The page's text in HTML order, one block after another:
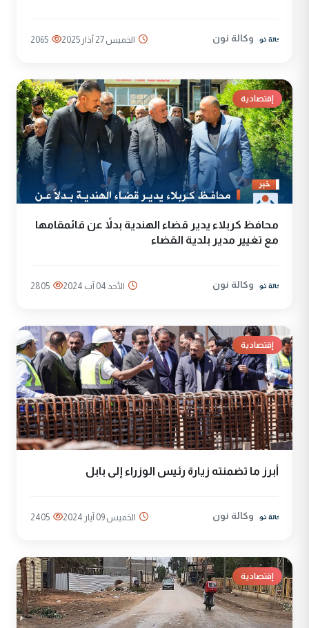
وكالة نون الخميس 27 آذار 2025 2065
إقتصادية
محافظ كربلاء يدير قضاء الهندية بدلاً عن قائمقامها
مع تغيير مدير بلدية القضاء
وكالة نون الأحد 04 آب 2024 2805
إقتصادية
أبرز ما تضمنته زيارة رئيس الوزراء إلى بابل
وكالة نون الخميس 09 آيار 2024 2405
إقتصادية